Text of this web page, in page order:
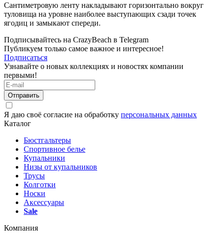
Сантиметровую ленту накладывают горизонтально вокруг
туловища на уровне наиболее выступающих сзади точек
ягодиц и замыкают спереди.
Подписывайтесь на CrazyBeach в Telegram
Публикуем только самое важное и интересное!
Подписаться
Узнавайте о новых коллекциях и новостях компании
первыми!
Отправить
Я даю своё согласие на обработку персональных данных
Каталог
Бюстгальтеры
Спортивное белье
Купальники
Низы от купальников
Трусы
Колготки
Носки
Аксессуары
Sale
Компания